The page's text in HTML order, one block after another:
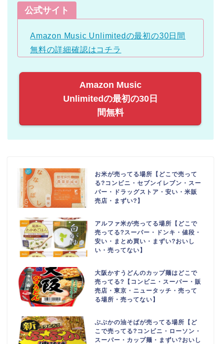
公式サイト
Amazon Music Unlimitedの最初の30日間
無料の詳細確認はコチラ
Amazon Music
Unlimitedの最初の30日
間無料
お米が売ってる場所【どこで売って
る?コンビニ・セブンイレブン・スー
パー・ドラッグストア・安い・米販
売店・まずい?】
アルファ米が売ってる場所【どこで
売ってる?スーパー・ドンキ・値段・
安い・まとめ買い・まずい?おいし
い・売ってない】
大阪かすうどんのカップ麺はどこで
売ってる?【コンビニ・スーパー・販
売店・東京・ニュータッチ・売って
る場所・売ってない】
ぶぶかの油そばが売ってる場所【ど
こで売ってる?コンビニ・ローソン・
スーパー・カップ麺・まずい?おいし